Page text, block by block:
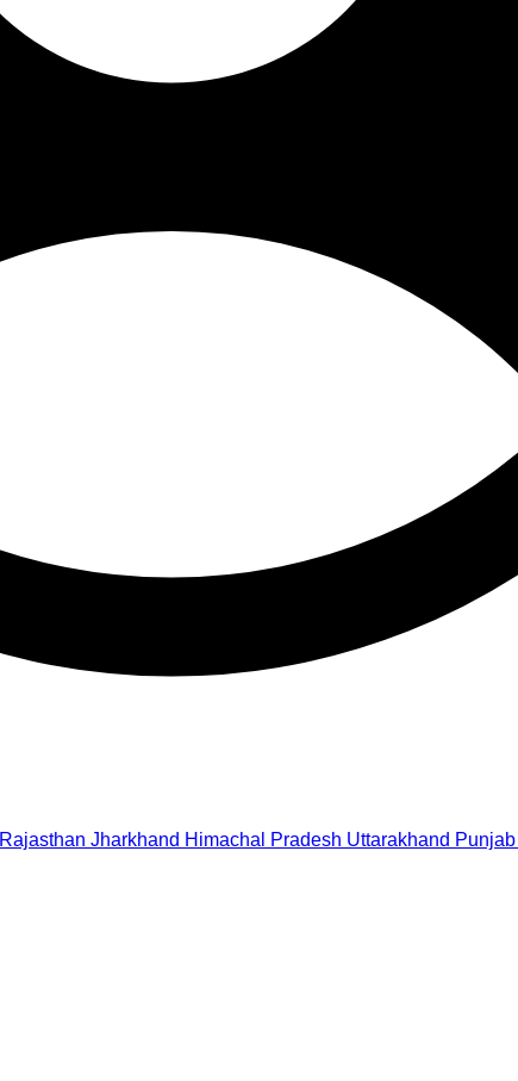
Rajasthan Jharkhand Himachal Pradesh Uttarakhand Punjab